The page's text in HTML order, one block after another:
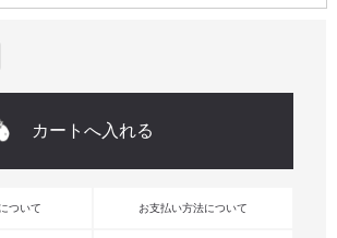
ついて お支払い方法について